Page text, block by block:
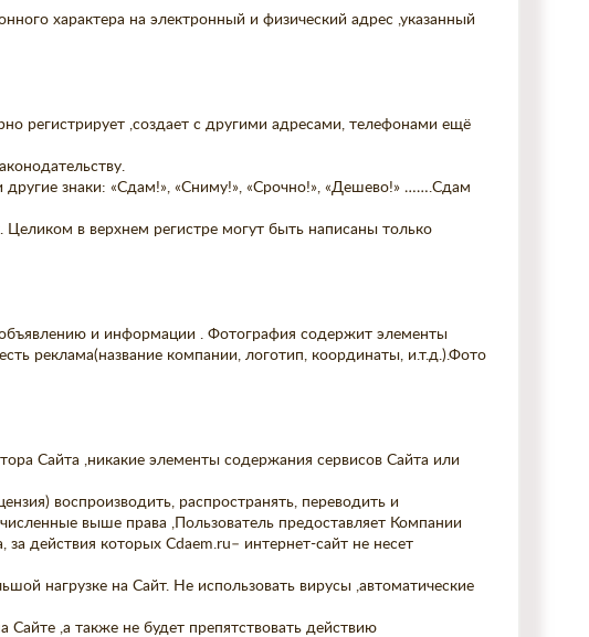
характера на электронный и физический адрес ,указанный
регистрирует ,создает с другими адресами, телефонами ещё
знаки: «Сдам!», «Сниму!», «Срочно!», «Дешево!» …….Сдам
Целиком в верхнем регистре могут быть написаны только
и информации . Фотография содержит элементы
реклама(название компании, логотип, координаты, и.т.д.).Фото
Сайта ,никакие элементы содержания сервисов Сайта или
воспроизводить, распространять, переводить и
выше права ,Пользователь предоставляет Компании
действия которых Cdaem.ru– интернет-сайт не несет
нагрузке на Сайт. Не использовать вирусы ,автоматические
Сайте ,а также не будет препятствовать действию